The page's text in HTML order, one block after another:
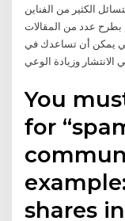
الكثير من الفناين
بطرح عدد من المقالات
يمكن أن تساعدك في
وزيادة الوعي
You
for
shares